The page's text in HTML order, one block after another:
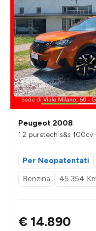
Peugeot 2008
1.2 puretech s&s 100cv - SENZA VINCOLI DI FINANZIAME
Per Neopatentati
Benzina
45.354
€ 14.890